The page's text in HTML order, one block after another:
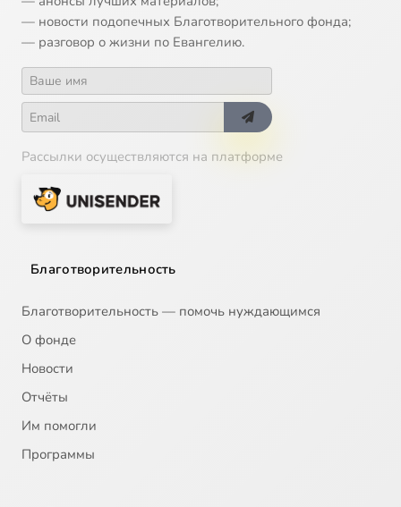
— новости подопечных Благотворительного фонда;
— разговор о жизни по Евангелию.
Рассылки осуществляются на платформе
Благотворительность
Благотворительность — помочь нуждающимся
О фонде
Новости
Отчёты
Им помогли
Программы